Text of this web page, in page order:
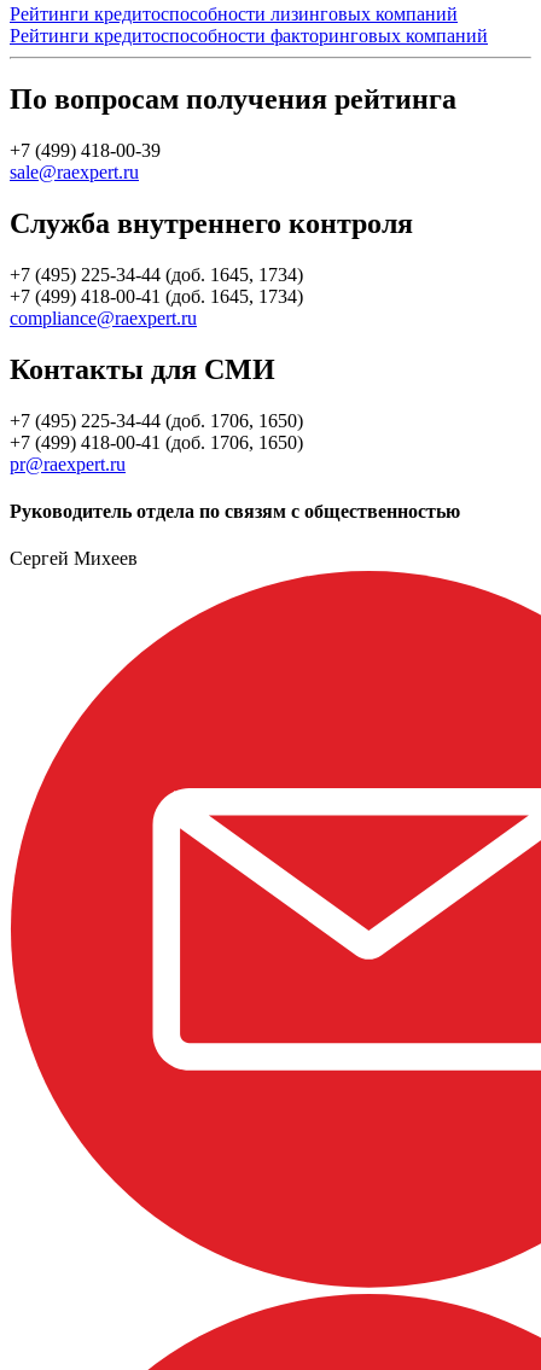
Рейтинги кредитоспособности лизинговых компаний
Рейтинги кредитоспособности факторинговых компаний
По вопросам получения рейтинга
+7 (499) 418-00-39
sale@raexpert.ru
Служба внутреннего контроля
+7 (495) 225-34-44 (доб. 1645, 1734)
+7 (499) 418-00-41 (доб. 1645, 1734)
compliance@raexpert.ru
Контакты для СМИ
+7 (495) 225-34-44 (доб. 1706, 1650)
+7 (499) 418-00-41 (доб. 1706, 1650)
pr@raexpert.ru
Руководитель отдела по связям с общественностью
Сергей Михеев